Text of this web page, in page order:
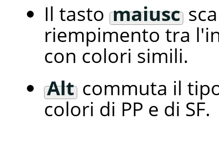
Il tasto maiusc
riempimento tra
con colori simili.
Altcommuta il
colori di PP e di SF.